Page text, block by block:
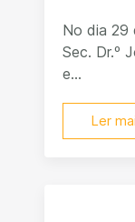
No dia 29
Sec. Dr.º
e...
Ler